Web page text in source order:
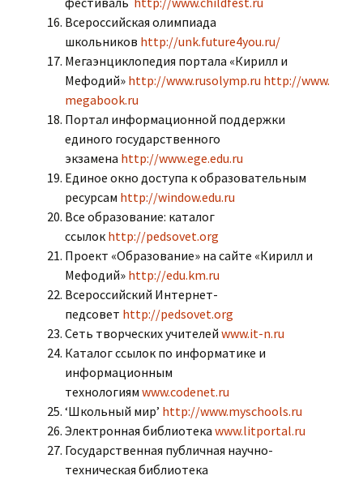
Всероссийская олимпиада
школьников http://unk.future4you.ru/
Мегаэнциклопедия портала «Кирилл и
Мефодий» http://www.rusolymp.ru http://www.
megabook.ru
Портал информационной поддержки
единого государственного
экзамена http://www.ege.edu.ru
Единое окно доступа к образовательным
ресурсам http://window.edu.ru
Все образование: каталог
ссылок http://pedsovet.org
Проект «Образование» на сайте «Кирилл и
Мефодий» http://edu.km.ru
Всероссийский Интернет-
педсовет http://pedsovet.org
Сеть творческих учителей www.it-n.ru
Каталог ссылок по информатике и
информационным
технологиям www.codenet.ru
‘Школьный мир’ http://www.myschools.ru
Электронная библиотека www.litportal.ru
Государственная публичная научно-
техническая библиотека